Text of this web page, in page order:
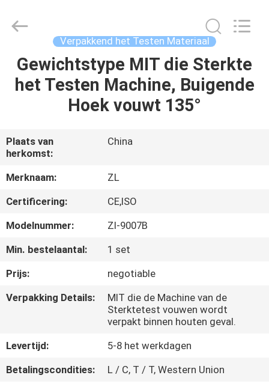
HUIS
PRODUCTEN
VIDEOS
ONGEVEER
ONS
KWALITEITSCONTROLE
CONTACTEER
NIEUWS
Technology
Reserved.
Verpakkend het Testen Materiaal
Gewichtstype MIT die Sterkte
het Testen Machine, Buigende
Hoek vouwt 135°
Plaats van
herkomst:
China
Merknaam:
ZL
Certificering:
CE,ISO
Modelnummer:
Zl-9007B
Min. bestelaantal:
1 set
Prijs:
negotiable
Verpakking Details:
MIT die de Machine van de
Sterktetest vouwen wordt
verpakt binnen houten geval.
Levertijd:
5-8 het werkdagen
Betalingscondities:
L / C, T / T, Western Union